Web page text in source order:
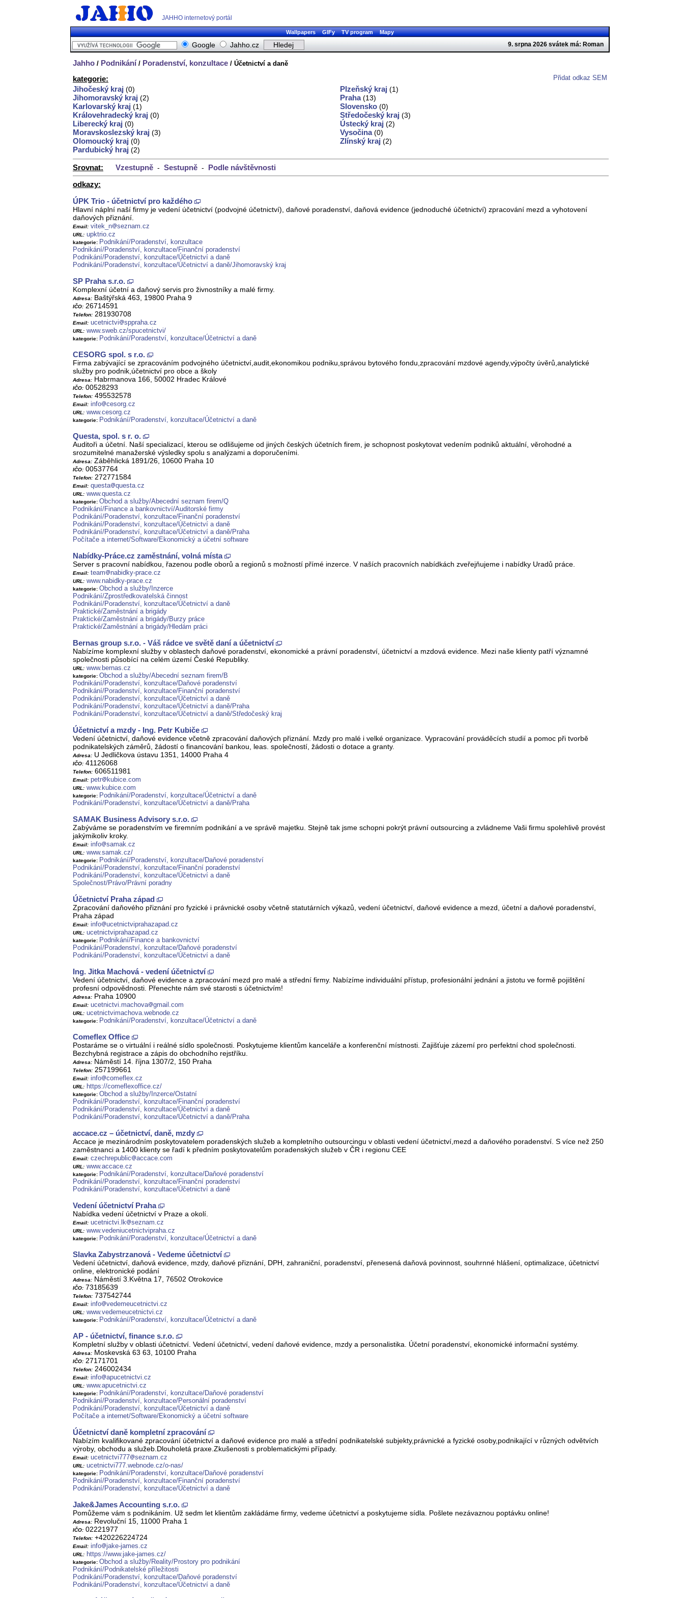
JAHHO internetový portál
Wallpapers GIFy TV program Mapy
9. srpna 2026 svátek má: Roman
Google Jahho.cz
Jahho / Podnikání / Poradenství, konzultace / Účetnictví a daně
Přidat odkaz SEM
kategorie:
Jihočeský kraj (0)
Jihomoravský kraj (2)
Karlovarský kraj (1)
Královehradecký kraj (0)
Liberecký kraj (0)
Moravskoslezský kraj (3)
Olomoucký kraj (0)
Pardubický hraj (2)
Plzeňský kraj (1)
Praha(13)
Slovensko (0)
Středočeský kraj (3)
Ústecký kraj (2)
Vysočina(0)
Zlínský kraj (2)
Srovnat: Vzestupně - Sestupně - Podle návštěvnosti
odkazy:
ÚPK Trio - účetnictví pro každého
Hlavní náplní naší firmy je vedení účetnictví (podvojné účetnictví), daňové poradenství, daňová evidence (jednoduché účetnictví) zpracování mezd a vyhotovení
daňových přiznání.
Email: vitek_n seznam.cz
URL: upktrio.cz
kategorie: Podnikání/Poradenství, konzultace
Podnikání/Poradenství, konzultace/Finanční poradenství
Podnikání/Poradenství, konzultace/Účetnictví a daně
Podnikání/Poradenství, konzultace/Účetnictví a daně/Jihomoravský kraj
SP Praha s.r.o.
Komplexní účetní a daňový servis pro živnostníky a malé firmy.
Adresa: Baštýřská 463, 19800 Praha 9
IČO: 26714591
Telefon: 281930708
Email: ucetnictvi sppraha.cz
URL: www.sweb.cz/spucetnictvi/
kategorie: Podnikání/Poradenství, konzultace/Účetnictví a daně
CESORG spol. s r.o.
Firma zabývající se zpracováním podvojného účetnictví,audit,ekonomikou podniku,správou bytového fondu,zpracování mzdové agendy,výpočty úvěrů,analytické
služby pro podnik,účetnictví pro obce a školy
Adresa: Habrmanova 166, 50002 Hradec Králové
IČO: 00528293
Telefon: 495532578
Email: info cesorg.cz
URL: www.cesorg.cz
kategorie: Podnikání/Poradenství, konzultace/Účetnictví a daně
Questa, spol. s r. o.
Auditoři a účetní. Naší specializací, kterou se odlišujeme od jiných českých účetních firem, je schopnost poskytovat vedením podniků aktuální, věrohodné a
srozumitelné manažerské výsledky spolu s analýzami a doporučeními.
Adresa: Záběhlická 1891/26, 10600 Praha 10
IČO: 00537764
Telefon: 272771584
Email: questa questa.cz
URL: www.questa.cz
kategorie: Obchod a služby/Abecední seznam firem/Q
Podnikání/Finance a bankovnictví/Auditorské firmy
Podnikání/Poradenství, konzultace/Finanční poradenství
Podnikání/Poradenství, konzultace/Účetnictví a daně
Podnikání/Poradenství, konzultace/Účetnictví a daně/Praha
Počítače a internet/Software/Ekonomický a účetní software
Nabídky-Práce.cz zaměstnání, volná místa
Server s pracovní nabídkou, řazenou podle oborů a regionů s možností přímé inzerce. V naších pracovních nabídkách zveřejňujeme i nabídky Uradů práce.
Email: team nabidky-prace.cz
URL: www.nabidky-prace.cz
kategorie: Obchod a služby/Inzerce
Podnikání/Zprostředkovatelská činnost
Podnikání/Poradenství, konzultace/Účetnictví a daně
Praktické/Zaměstnání a brigády
Praktické/Zaměstnání a brigády/Burzy práce
Praktické/Zaměstnání a brigády/Hledám práci
Bernas group s.r.o. - Váš rádce ve světě daní a účetnictví
Nabízíme komplexní služby v oblastech daňové poradenství, ekonomické a právní poradenství, účetnictví a mzdová evidence. Mezi naše klienty patří významné
společnosti působící na celém území České Republiky.
URL: www.bernas.cz
kategorie: Obchod a služby/Abecední seznam firem/B
Podnikání/Poradenství, konzultace/Daňové poradenství
Podnikání/Poradenství, konzultace/Finanční poradenství
Podnikání/Poradenství, konzultace/Účetnictví a daně
Podnikání/Poradenství, konzultace/Účetnictví a daně/Praha
Podnikání/Poradenství, konzultace/Účetnictví a daně/Středočeský kraj
Účetnictví a mzdy - Ing. Petr Kubiče
Vedení účetnictví, daňové evidence včetně zpracování daňových přiznání. Mzdy pro malé i velké organizace. Vypracování prováděcích studií a pomoc při tvorbě
podnikatelských záměrů, žádostí o financování bankou, leas. společností, žádosti o dotace a granty.
Adresa: U Jedličkova ústavu 1351, 14000 Praha 4
IČO: 41126068
Telefon: 606511981
Email: petr kubice.com
URL: www.kubice.com
kategorie: Podnikání/Poradenství, konzultace/Účetnictví a daně
Podnikání/Poradenství, konzultace/Účetnictví a daně/Praha
SAMAK Business Advisory s.r.o.
Zabýváme se poradenstvím ve firemním podnikání a ve správě majetku. Stejně tak jsme schopni pokrýt právní outsourcing a zvládneme Vaši firmu spolehlivě provést
jakýmikoliv kroky.
Email: info samak.cz
URL: www.samak.cz/
kategorie: Podnikání/Poradenství, konzultace/Daňové poradenství
Podnikání/Poradenství, konzultace/Finanční poradenství
Podnikání/Poradenství, konzultace/Účetnictví a daně
Společnost/Právo/Právní poradny
Účetnictví Praha západ
Zpracování daňového přiznání pro fyzické i právnické osoby včetně statutárních výkazů, vedení účetnictví, daňové evidence a mezd, účetní a daňové poradenství,
Praha západ
Email: info ucetnictviprahazapad.cz
URL: ucetnictviprahazapad.cz
kategorie: Podnikání/Finance a bankovnictví
Podnikání/Poradenství, konzultace/Daňové poradenství
Podnikání/Poradenství, konzultace/Účetnictví a daně
Ing. Jitka Machová - vedení účetnictví
Vedení účetnictví, daňové evidence a zpracování mezd pro malé a střední firmy. Nabízíme individuální přístup, profesionální jednání a jistotu ve formě pojištění
profesní odpovědnosti. Přenechte nám své starosti s účetnictvím!
Adresa: Praha 10900
Email: ucetnictvi.machova gmail.com
URL: ucetnictvimachova.webnode.cz
kategorie: Podnikání/Poradenství, konzultace/Účetnictví a daně
Comeflex Office
Postaráme se o virtuální i reálné sídlo společnosti. Poskytujeme klientům kanceláře a konferenční místnosti. Zajišťuje zázemí pro perfektní chod společnosti.
Bezchybná registrace a zápis do obchodního rejstříku.
Adresa: Náměstí 14. října 1307/2, 150 Praha
Telefon: 257199661
Email: info comeflex.cz
URL: https://comeflexoffice.cz/
kategorie: Obchod a služby/Inzerce/Ostatní
Podnikání/Poradenství, konzultace/Finanční poradenství
Podnikání/Poradenství, konzultace/Účetnictví a daně
Podnikání/Poradenství, konzultace/Účetnictví a daně/Praha
accace.cz – účetnictví, daně, mzdy
Accace je mezinárodním poskytovatelem poradenských služeb a kompletního outsourcingu v oblasti vedení účetnictví,mezd a daňového poradenství. S více než 250
zaměstnanci a 1400 klienty se řadí k předním poskytovatelům poradenských služeb v ČR i regionu CEE
Email: czechrepublic accace.com
URL: www.accace.cz
kategorie: Podnikání/Poradenství, konzultace/Daňové poradenství
Podnikání/Poradenství, konzultace/Finanční poradenství
Podnikání/Poradenství, konzultace/Účetnictví a daně
Vedení účetnictví Praha
Nabídka vedení účetnictví v Praze a okolí.
Email: ucetnictvi.lk seznam.cz
URL: www.vedeniucetnictvipraha.cz
kategorie: Podnikání/Poradenství, konzultace/Účetnictví a daně
Slavka Zabystrzanová - Vedeme účetnictví
Vedení účetnictví, daňová evidence, mzdy, daňové přiznání, DPH, zahraniční, poradenství, přenesená daňová povinnost, souhrnné hlášení, optimalizace, účetnictví
online, elektronické podání
Adresa: Náměstí 3.Května 17, 76502 Otrokovice
IČO: 73185639
Telefon: 737542744
Email: info vedemeucetnictvi.cz
URL: www.vedemeucetnictvi.cz
kategorie: Podnikání/Poradenství, konzultace/Účetnictví a daně
AP - účetnictví, finance s.r.o.
Kompletní služby v oblasti účetnictví. Vedení účetnictví, vedení daňové evidence, mzdy a personalistika. Účetní poradenství, ekonomické informační systémy.
Adresa: Moskevská 63 63, 10100 Praha
IČO: 27171701
Telefon: 246002434
Email: info apucetnictvi.cz
URL: www.apucetnictvi.cz
kategorie: Podnikání/Poradenství, konzultace/Daňové poradenství
Podnikání/Poradenství, konzultace/Personální poradenství
Podnikání/Poradenství, konzultace/Účetnictví a daně
Počítače a internet/Software/Ekonomický a účetní software
Účetnictví daně kompletní zpracování
Nabízím kvalifikované zpracování účetnictví a daňové evidence pro malé a střední podnikatelské subjekty,právnické a fyzické osoby,podnikající v různých odvětvích
výroby, obchodu a služeb.Dlouholetá praxe.Zkušenosti s problematickými případy.
Email: ucetnictvi777 seznam.cz
URL: ucetnictvi777.webnode.cz/o-nas/
kategorie: Podnikání/Poradenství, konzultace/Daňové poradenství
Podnikání/Poradenství, konzultace/Finanční poradenství
Podnikání/Poradenství, konzultace/Účetnictví a daně
Jake&James Accounting s.r.o.
Pomůžeme vám s podnikáním. Už sedm let klientům zakládáme firmy, vedeme účetnictví a poskytujeme sídla. Pošlete nezávaznou poptávku online!
Adresa: Revoluční 15, 11000 Praha 1
IČO: 02221977
Telefon: +420226224724
Email: info jake-james.cz
URL: https://www.jake-james.cz/
kategorie: Obchod a služby/Reality/Prostory pro podnikání
Podnikání/Podnikatelské příležitosti
Podnikání/Poradenství, konzultace/Daňové poradenství
Podnikání/Poradenství, konzultace/Účetnictví a daně